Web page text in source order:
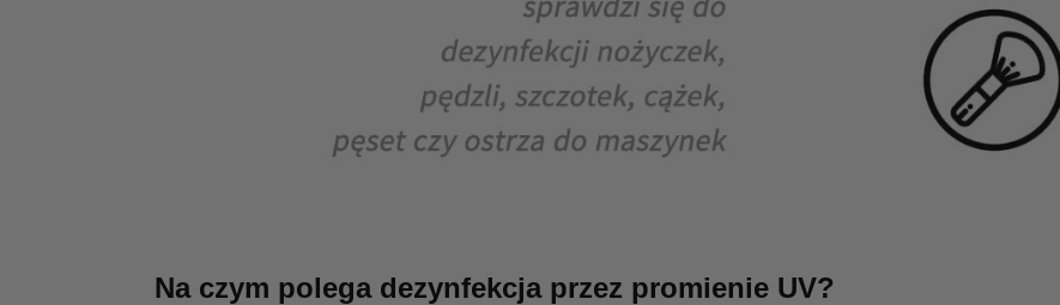
Na czym polega dezynfekcja przez promienie UV?